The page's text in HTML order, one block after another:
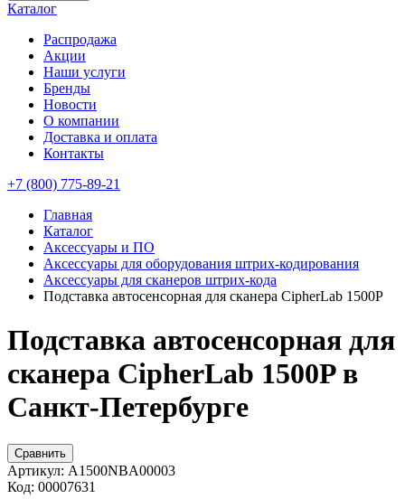
Каталог
Распродажа
Акции
Наши услуги
Бренды
Новости
О компании
Доставка и оплата
Контакты
+7 (800) 775-89-21
Главная
Каталог
Аксессуары и ПО
Аксессуары для оборудования штрих-кодирования
Аксессуары для сканеров штрих-кода
Подставка автосенсорная для сканера CipherLab 1500P
Подставка автосенсорная для
сканера CipherLab 1500P в
Санкт-Петербурге
Сравнить
Артикул: A1500NBA00003
Код: 00007631